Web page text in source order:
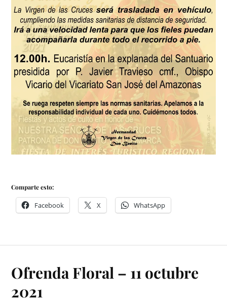
Comparte esto:
Facebook X WhatsApp
Ofrenda Floral – 11 octubre
2021